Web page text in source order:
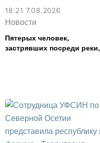
18:21 7.08.2026
Новости
Пятерых человек,
застрявших посреди реки,